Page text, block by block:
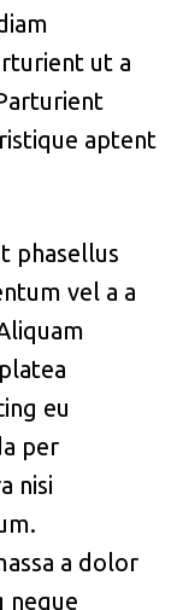
ut a
aptent
phasellus
vel a a
eu
per
nisi
a dolor
neque